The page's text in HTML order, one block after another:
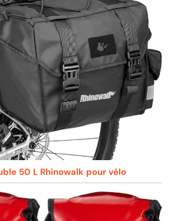
50 L Rhinowalk pour vélo